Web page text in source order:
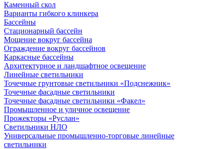
Каменный скол
Варианты гибкого клинкера
Бассейны
Стационарный бассейн
Мощение вокруг бассейна
Ограждение вокруг бассейнов
Каркасные бассейны
Архитектурное и ландшафтное освещение
Линейные светильники
Точечные грунтовые светильники «Подснежник»
Точечные фасадные светильники
Точечные фасадные светильники «Факел»
Промышленное и уличное освещение
Прожекторы «Руслан»
Светильники НЛО
Универсальные промышленно-торговые линейные
светильники